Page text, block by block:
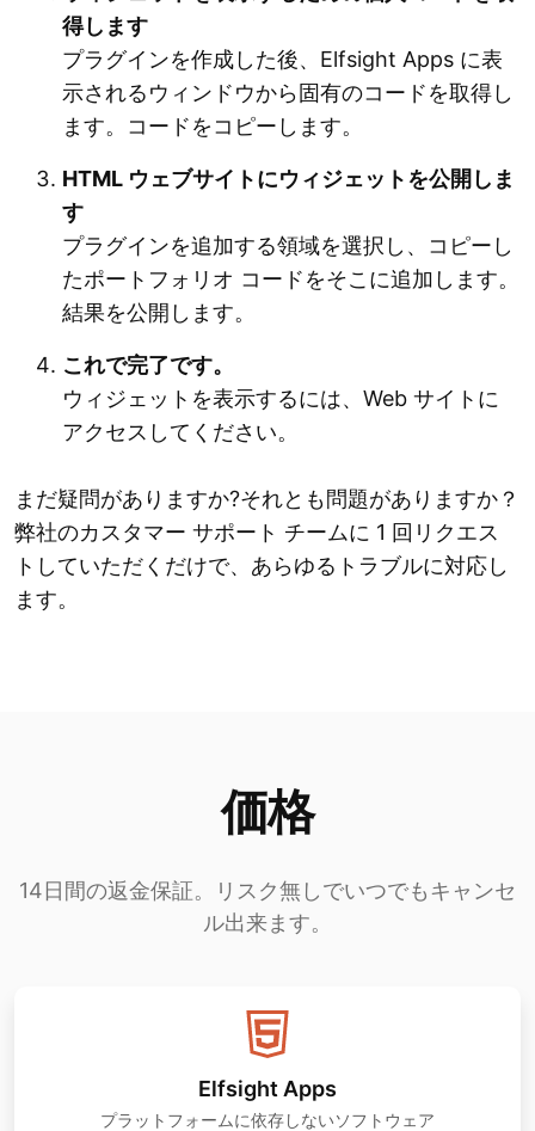
得します
プラグインを作成した後、Elfsight Apps に表
示されるウィンドウから固有のコードを取得し
ます。コードをコピーします。
HTML ウェブサイトにウィジェットを公開しま
す
プラグインを追加する領域を選択し、コピーし
たポートフォリオ コードをそこに追加します。
結果を公開します。
これで完了です。
ウィジェットを表示するには、Web サイトに
アクセスしてください。
まだ疑問がありますか?それとも問題がありますか？
弊社のカスタマー サポート チームに 1 回リクエス
トしていただくだけで、あらゆるトラブルに対応し
ます。
価格
14日間の返金保証。リスク無しでいつでもキャンセ
ル出来ます。
Elfsight Apps
プラットフォームに依存しないソフトウェア